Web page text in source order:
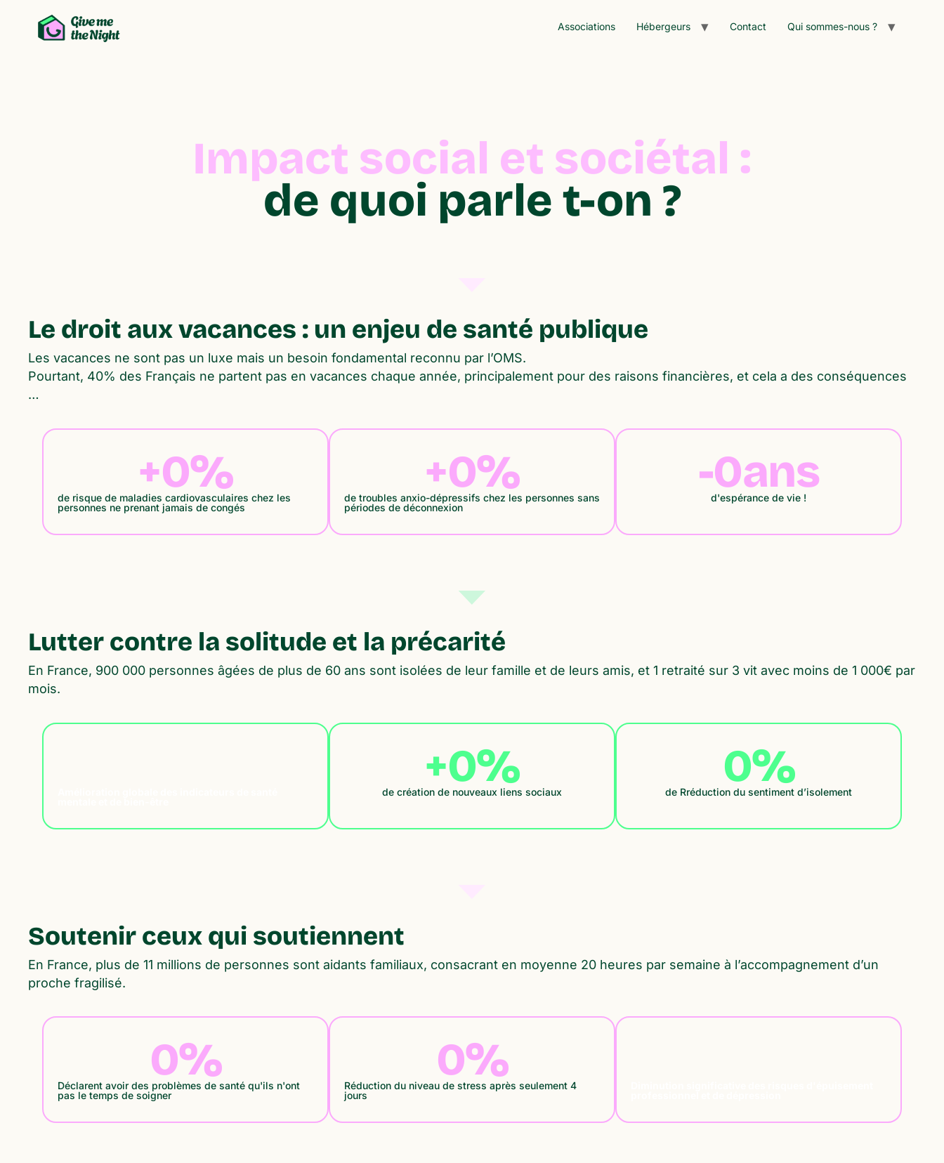
Associations Hébergeurs Contact Qui sommes-nous ?
Impact social et sociétal :
de quoi parle t-on ?
Le droit aux vacances : un enjeu de santé publique
Les vacances ne sont pas un luxe mais un besoin fondamental reconnu par l’OMS.
Pourtant, 40% des Français ne partent pas en vacances chaque année, principalement pour des raisons financières, et cela a des conséquences
…
de risque de maladies cardiovasculaires chez les
personnes ne prenant jamais de congés
+0%
de troubles anxio-dépressifs chez les personnes sans
périodes de déconnexion
+0% d'espérance de vie !
-0ans
Lutter contre la solitude et la précarité
En France, 900 000 personnes âgées de plus de 60 ans sont isolées de leur famille et de leurs amis, et 1 retraité sur 3 vit avec moins de 1 000€ par
mois.
de création de nouveaux liens sociaux
+0% de Rréduction du sentiment d’isolement
0%
Soutenir ceux qui soutiennent
En France, plus de 11 millions de personnes sont aidants familiaux, consacrant en moyenne 20 heures par semaine à l’accompagnement d’un
proche fragilisé.
Déclarent avoir des problèmes de santé qu'ils n'ont
pas le temps de soigner
0%
Réduction du niveau de stress après seulement 4
jours
0%